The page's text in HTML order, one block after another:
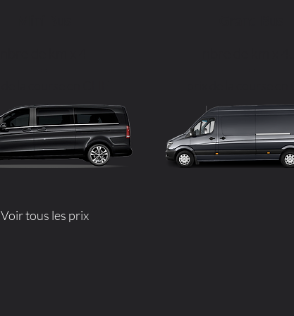
Voir tous les prix